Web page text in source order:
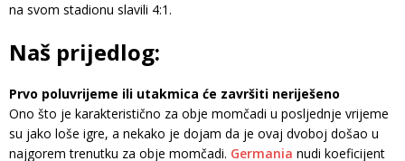
na svom stadionu slavili 4:1.
Naš prijedlog:
Prvo poluvrijeme ili utakmica će završiti neriješeno
Ono što je karakteristično za obje momčadi u posljednje vrijeme
su jako loše igre, a nekako je dojam da je ovaj dvoboj došao u
najgorem trenutku za obje momčadi. Germania nudi koeficijent